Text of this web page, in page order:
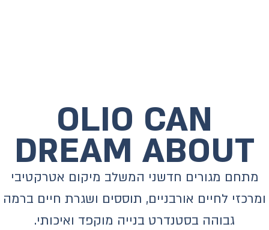
OLIO CAN
DREAM ABOUT
מתחם מגורים חדשני המשלב מיקום אטרקטיבי
ומרכזי לחיים אורבניים, תוססים ושגרת חיים ברמה
גבוהה בסטנדרט בנייה מוקפד ואיכותי.